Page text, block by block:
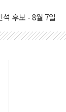
주택 공급 대책 막
한 추진…美 "통행
승… "2분기 기업